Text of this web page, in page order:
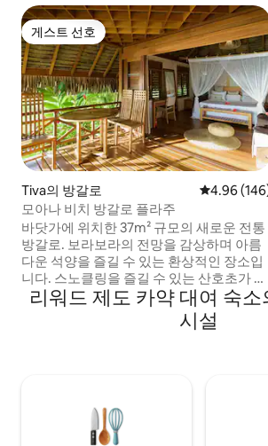
게스트 선호
게스트 선호
Tiva의 방갈로 평점 4.96
4.96
모아나 비치 방갈로 플라주
바닷가에 위치한 37m² 규모의 새로운 전통
방갈로. 보라보라의 전망을 감상하며 아름
다운 석양을 즐길 수 있는 환상적인 장소입
니다. 스노클링을 즐길 수 있는 산호초가 바
로 길 건너편에 있습니다. 조용한 곳. 교통
토아레/파아하/포우토루 선착장에서 2000
는 1인당 하루 3,500 XPF입니다. Mauruuru
리워드 제도 카약 대여 숙소
시설